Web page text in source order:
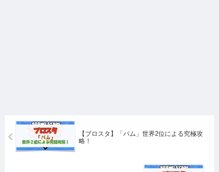
【ブロスタ】「パム」世界2位による究極攻
略！